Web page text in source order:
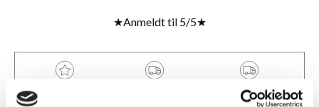
★Anmeldt til 5/5★